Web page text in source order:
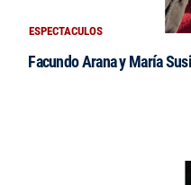
ESPECTACULOS
Facundo Arana y María